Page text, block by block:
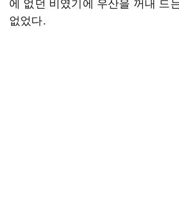
없었다.